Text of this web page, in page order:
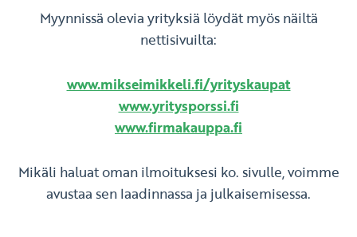
Myynnissä olevia yrityksiä löydät myös näiltä
nettisivuilta:
www.mikseimikkeli.fi/yrityskaupat
www.yritysporssi.fi
www.firmakauppa.fi
Mikäli haluat oman ilmoituksesi ko. sivulle, voimme
avustaa sen laadinnassa ja julkaisemisessa.